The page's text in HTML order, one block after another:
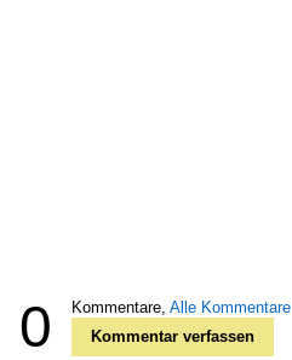
0 Kommentare, Alle Kommentare
Kommentar verfassen